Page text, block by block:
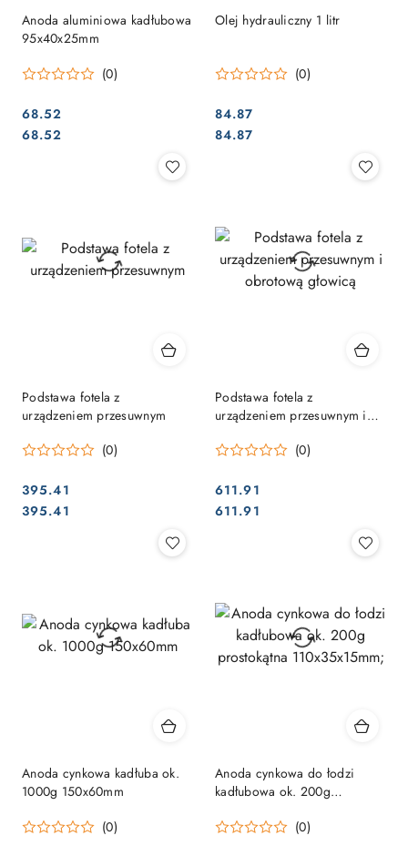
Anoda aluminiowa kadłubowa
95x40x25mm
(0)
Cena:
68.52
Cena:
68.52
Olej hydrauliczny 1 litr
(0)
Cena:
84.87
Cena:
84.87
Podstawa fotela z
urządzeniem przesuwnym
(0)
Cena:
395.41
Cena:
395.41
Podstawa fotela z
urządzeniem przesuwnym i
(0)
Cena:
611.91
Cena:
611.91
Anoda cynkowa kadłuba ok.
1000g 150x60mm
(0)
Anoda cynkowa do łodzi
kadłubowa ok. 200g
(0)